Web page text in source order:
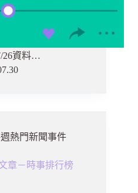
26資料…
熱門新聞事件
章－時事排行榜